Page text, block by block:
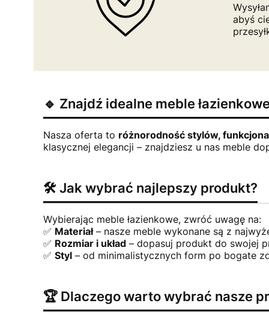
abyś
🔹 Znajdź idealne meble
Nasza oferta to różnorodność stylów,
klasycznej elegancji – znajdziesz u nas meble
🛠️ Jak wybrać najlepszy produkt?
Wybierając meble łazienkowe, zwróć uwagę na:
✅ Materiał– nasze meble wykonane są z
✅ Rozmiar i układ – dopasuj produkt do swojej
✅ Styl – od minimalistycznych form po bogate
🏆 Dlaczego warto wybrać nasze